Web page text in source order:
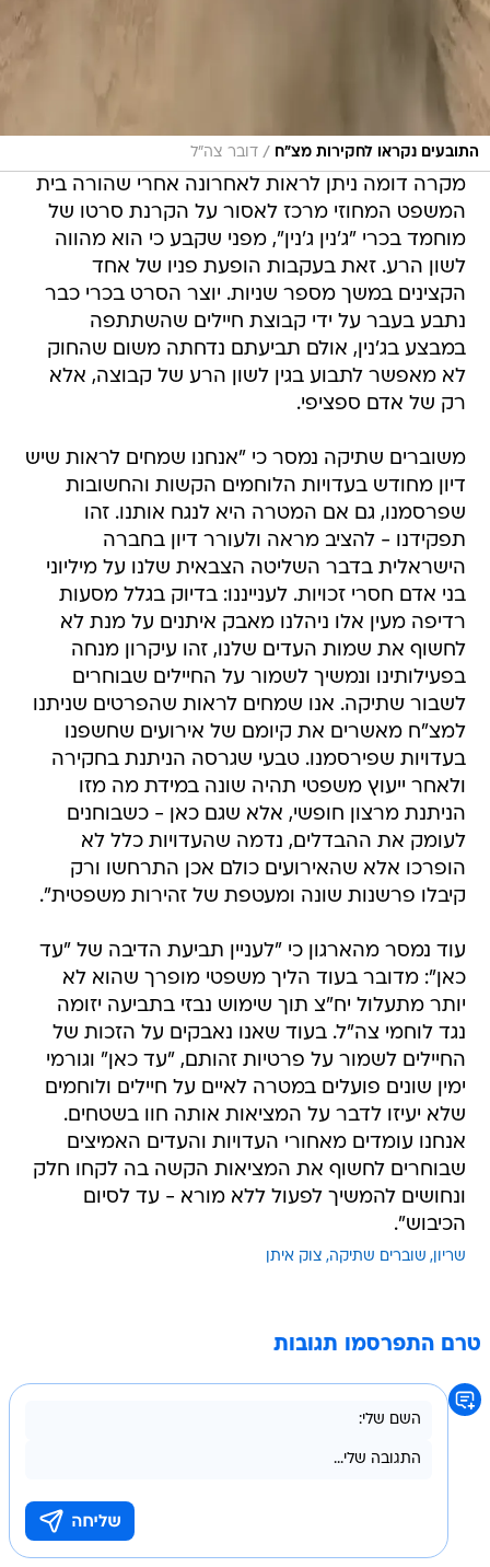
התובעים נקראו לחקירות מצ"ח / דובר צה"ל
מקרה דומה ניתן לראות לאחרונה אחרי שהורה בית
המשפט המחוזי מרכז לאסור על הקרנת סרטו של
מוחמד בכרי "ג'נין ג'נין", מפני שקבע כי הוא מהווה
לשון הרע. זאת בעקבות הופעת פניו של אחד
הקצינים במשך מספר שניות. יוצר הסרט בכרי כבר
נתבע בעבר על ידי קבוצת חיילים שהשתתפה
במבצע בג'נין, אולם תביעתם נדחתה משום שהחוק
לא מאפשר לתבוע בגין לשון הרע של קבוצה, אלא
רק של אדם ספציפי.
משוברים שתיקה נמסר כי "אנחנו שמחים לראות שיש
דיון מחודש בעדויות הלוחמים הקשות והחשובות
שפרסמנו, גם אם המטרה היא לנגח אותנו. זהו
תפקידנו - להציב מראה ולעורר דיון בחברה
הישראלית בדבר השליטה הצבאית שלנו על מיליוני
בני אדם חסרי זכויות. לענייננו: בדיוק בגלל מסעות
רדיפה מעין אלו ניהלנו מאבק איתנים על מנת לא
לחשוף את שמות העדים שלנו, זהו עיקרון מנחה
בפעילותינו ונמשיך לשמור על החיילים שבוחרים
לשבור שתיקה. אנו שמחים לראות שהפרטים שניתנו
למצ"ח מאשרים את קיומם של אירועים שחשפנו
בעדויות שפירסמנו. טבעי שגרסה הניתנת בחקירה
ולאחר ייעוץ משפטי תהיה שונה במידת מה מזו
הניתנת מרצון חופשי, אלא שגם כאן - כשבוחנים
לעומק את ההבדלים, נדמה שהעדויות כלל לא
הופרכו אלא שהאירועים כולם אכן התרחשו ורק
קיבלו פרשנות שונה ומעטפת של זהירות משפטית".
עוד נמסר מהארגון כי "לעניין תביעת הדיבה של "עד
כאן": מדובר בעוד הליך משפטי מופרך שהוא לא
יותר מתעלול יח"צ תוך שימוש נבזי בתביעה יזומה
נגד לוחמי צה"ל. בעוד שאנו נאבקים על הזכות של
החיילים לשמור על פרטיות זהותם, "עד כאן" וגורמי
ימין שונים פועלים במטרה לאיים על חיילים ולוחמים
שלא יעיזו לדבר על המציאות אותה חוו בשטחים.
אנחנו עומדים מאחורי העדויות והעדים האמיצים
שבוחרים לחשוף את המציאות הקשה בה לקחו חלק
ונחושים להמשיך לפעול ללא מורא - עד לסיום
הכיבוש".
שריון שוברים שתיקה צוק איתן
טרם התפרסמו תגובות